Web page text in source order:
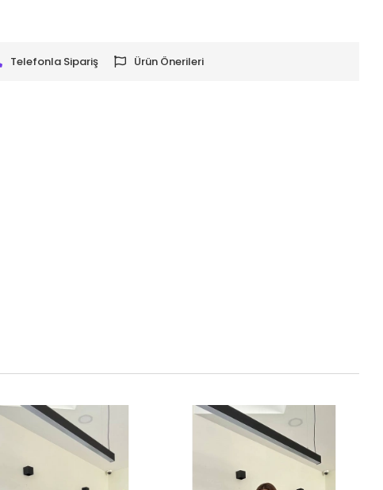
Telefonla Sipariş Ürün Önerileri